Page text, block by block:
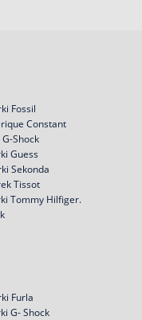
Fossil
Constant
Shock
Guess
Sekonda
Tissot
Tommy Hilfiger.
Furla
G- Shock